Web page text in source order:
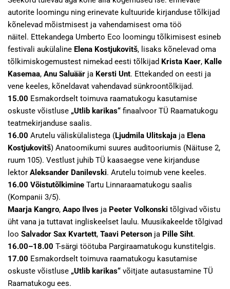
autorite loomingu ning erinevate kultuuride kirjanduse tõlkijad
kõnelevad mõistmisest ja vahendamisest oma töö
näitel. Ettekandega Umberto Eco loomingu tõlkimisest esineb
festivali aukülaline Elena Kostjukovitš, lisaks kõnelevad oma
tõlkimiskogemustest nimekad eesti tõlkijad Krista Kaer, Kalle
Kasemaa, Anu Saluäär ja Kersti Unt. Ettekanded on eesti ja
vene keeles, kõneldavat vahendavad sünkroontõlkijad.
15.00 Esmakordselt toimuva raamatukogu kasutamise
oskuste võistluse „Utlib karikas“ finaalvoor TÜ Raamatukogu
teatmekirjanduse saalis.
16.00 Arutelu väliskülalistega (Ljudmila Ulitskaja ja Elena
Kostjukovitš) Anatoomikumi suures auditooriumis (Näituse 2,
ruum 105). Vestlust juhib TÜ kaasaegse vene kirjanduse
lektor Aleksander Danilevski. Arutelu toimub vene keeles.
16.00 Võistutõlkimine Tartu Linnaraamatukogu saalis
(Kompanii 3/5).
Maarja Kangro, Aapo Ilves ja Peeter Volkonski tõlgivad võistu
üht vana ja tuttavat ingliskeelset laulu. Muusikakeelde tõlgivad
loo Salvador Sax Kvartett, Taavi Peterson ja Pille Siht.
16.00–18.00 T-särgi töötuba Pargiraamatukogu kunstitelgis.
17.00 Esmakordselt toimuva raamatukogu kasutamise
oskuste võistluse „Utlib karikas“ võitjate autasustamine TÜ
Raamatukogu ees.